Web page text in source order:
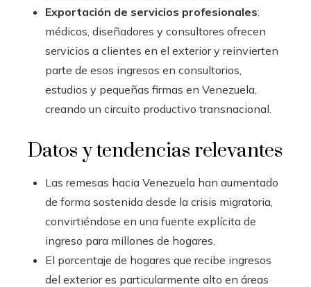
Exportación de servicios profesionales:
médicos, diseñadores y consultores ofrecen
servicios a clientes en el exterior y reinvierten
parte de esos ingresos en consultorios,
estudios y pequeñas firmas en Venezuela,
creando un circuito productivo transnacional.
Datos y tendencias relevantes
Las remesas hacia Venezuela han aumentado
de forma sostenida desde la crisis migratoria,
convirtiéndose en una fuente explícita de
ingreso para millones de hogares.
El porcentaje de hogares que recibe ingresos
del exterior es particularmente alto en áreas